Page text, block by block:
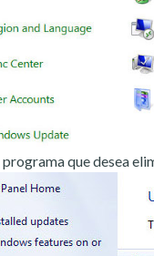
programa que desea